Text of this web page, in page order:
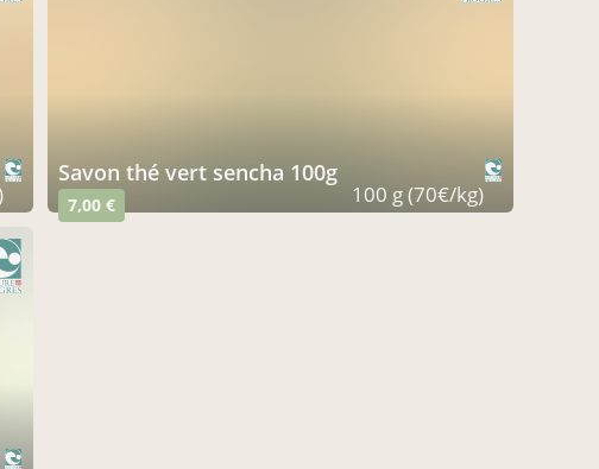
savon thé vert sencha 100g
7,00 € 100 g (70€/kg)